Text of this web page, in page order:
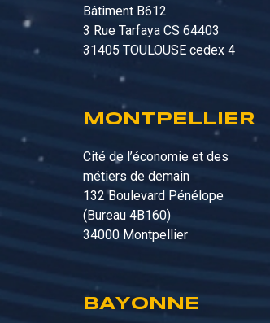
Bâtiment B612
3 Rue Tarfaya CS 64403
31405 TOULOUSE cedex 4
MONTPELLIER
Cité de l’économie et des
métiers de demain
132 Boulevard Pénélope
(Bureau 4B160)
34000 Montpellier
BAYONNE